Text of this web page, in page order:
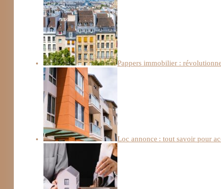
Pappers immobilier :
Loc annonce : tout savoir pour